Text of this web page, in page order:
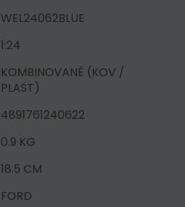
WEL24062BLUE
1:24
KOMBINOVANĚ (KOV /
PLAST)
4891761240622
0.9 KG
18.5 CM
FORD